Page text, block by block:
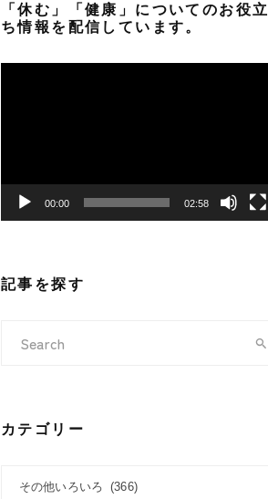
「休む」「健康」についてのお役立
ち情報を配信しています。
00:00 02:58
記事を探す
カテゴリー